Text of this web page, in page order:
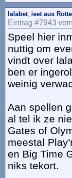
lalabet_ieet aus
Eintrag #7943
Speel hier
nuttig om
vindt over
ben er
weinig
Aan spellen
al tel ik ze
Gates of
meestal
en Big Time
niks tekort.